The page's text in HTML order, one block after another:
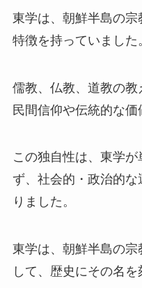
東学は、朝鮮半島の
特徴を持っていました
儒教、仏教、道教の
民間信仰や伝統的な価
この独自性は、東学
ず、社会的・政治的
りました。
東学は、朝鮮半島の宗
して、歴史にその名を